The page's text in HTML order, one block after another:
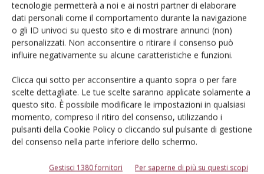
tecnologie permetterà a noi e ai nostri partner di elaborare
dati personali come il comportamento durante la navigazione
o gli ID univoci su questo sito e di mostrare annunci (non)
personalizzati. Non acconsentire o ritirare il consenso può
influire negativamente su alcune caratteristiche e funzioni.
Clicca qui sotto per acconsentire a quanto sopra o per fare
scelte dettagliate. Le tue scelte saranno applicate solamente a
questo sito. È possibile modificare le impostazioni in qualsiasi
momento, compreso il ritiro del consenso, utilizzando i
pulsanti della Cookie Policy o cliccando sul pulsante di gestione
del consenso nella parte inferiore dello schermo.
Gestisci 1380 fornitori Per saperne di più su questi scopi
Realisticamente, serviranno almeno dieci anni prima che le Tea
possano incidere in modo evidente sull’attività quotidiana del
produttore. Per questo non possono diventare un alibi per
eliminare oggi molecole e strumenti di difesa senza che siano già
importante, ma non la carta che da sola farà vincere la partita
Di Davide Vernocchi, presidente Apo Conerpo-
ECONOMIA E POLITICA 17 Luglio 2026
Imballaggi: si parte col Ppwr